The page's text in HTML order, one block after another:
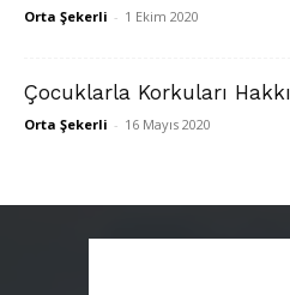
Orta Şekerli - 1 Ekim 2020
Çocuklarla Korkuları
Orta Şekerli - 16 Mayıs 2020